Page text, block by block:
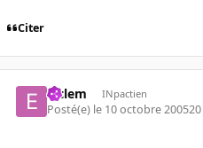
Citer
elclem INpactien
Posté(e) le 10 octobre 200520